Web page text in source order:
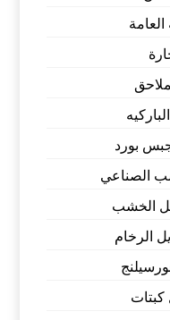
بورد
الصناعي
الخشب
الرخام